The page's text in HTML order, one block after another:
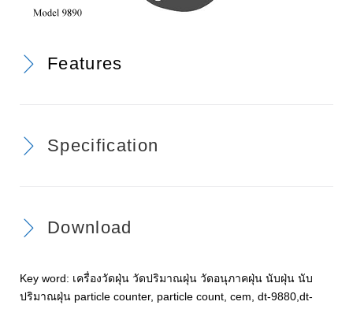
Features
Specification
Download
Key word: เครื่องวัดฝุ่น วัดปริมาณฝุ่น วัดอนุภาคฝุ่น นับฝุ่น นับ
ปริมาณฝุ่น particle counter, particle count, cem, dt-9880,dt-